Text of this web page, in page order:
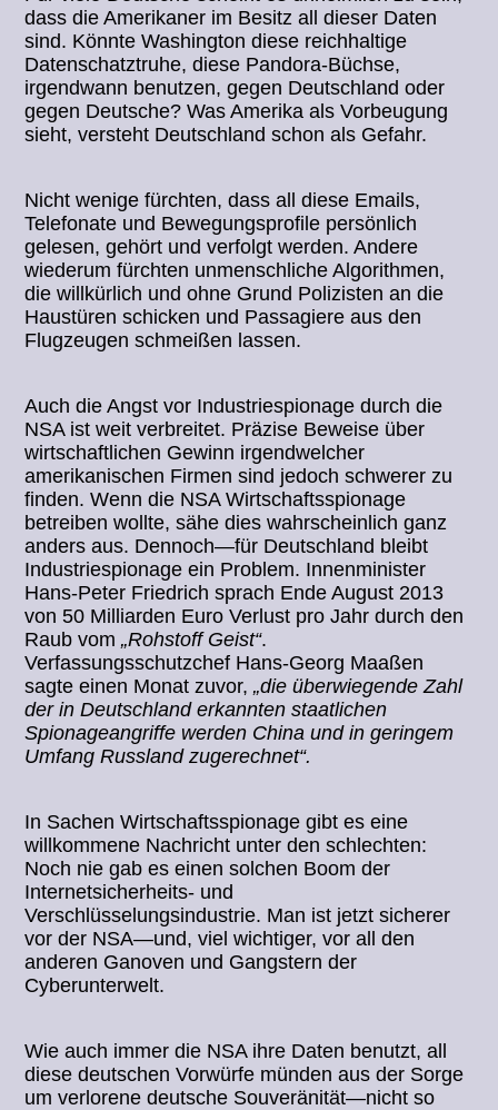
dass die Amerikaner im Besitz all dieser Daten
sind. Könnte Washington diese reichhaltige
Datenschatztruhe, diese Pandora-Büchse,
irgendwann benutzen, gegen Deutschland oder
gegen Deutsche? Was Amerika als Vorbeugung
sieht, versteht Deutschland schon als Gefahr.
Nicht wenige fürchten, dass all diese Emails,
Telefonate und Bewegungsprofile persönlich
gelesen, gehört und verfolgt werden. Andere
wiederum fürchten unmenschliche Algorithmen,
die willkürlich und ohne Grund Polizisten an die
Haustüren schicken und Passagiere aus den
Flugzeugen schmeißen lassen.
Auch die Angst vor Industriespionage durch die
NSA ist weit verbreitet. Präzise Beweise über
wirtschaftlichen Gewinn irgendwelcher
amerikanischen Firmen sind jedoch schwerer zu
finden. Wenn die NSA Wirtschaftsspionage
betreiben wollte, sähe dies wahrscheinlich ganz
anders aus. Dennoch—für Deutschland bleibt
Industriespionage ein Problem. Innenminister
Hans-Peter Friedrich sprach Ende August 2013
von 50 Milliarden Euro Verlust pro Jahr durch den
Raub vom„Rohstoff Geist“.
Verfassungsschutzchef Hans-Georg Maaßen
sagte einen Monat zuvor,„die überwiegende Zahl
der in Deutschland erkannten staatlichen
Spionageangriffe werden China und in geringem
Umfang Russland zugerechnet“.
In Sachen Wirtschaftsspionage gibt es eine
willkommene Nachricht unter den schlechten:
Noch nie gab es einen solchen Boom der
Internetsicherheits- und
Verschlüsselungsindustrie. Man ist jetzt sicherer
vor der NSA—und, viel wichtiger, vor all den
anderen Ganoven und Gangstern der
Cyberunterwelt.
Wie auch immer die NSA ihre Daten benutzt, all
diese deutschen Vorwürfe münden aus der Sorge
um verlorene deutsche Souveränität—nicht so